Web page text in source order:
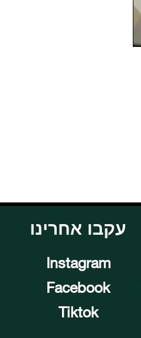
עקבו אחרינו
Instagram
Facebook
Tiktok